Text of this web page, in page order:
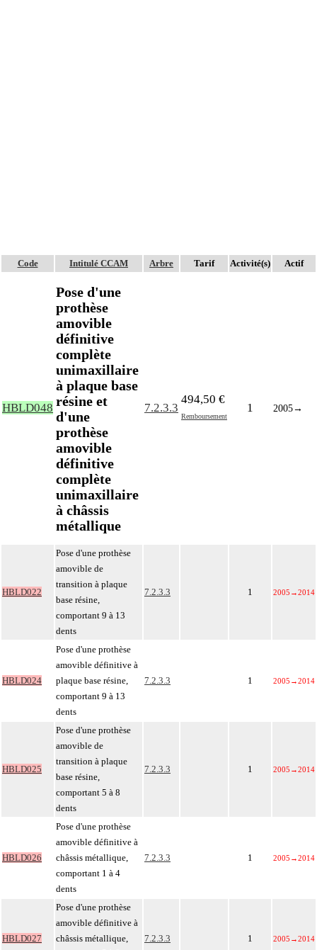
Code Intitulé CCAM Arbre Tarif Activité(s) Actif
HBLD048
Pose d'une
prothèse
amovible
définitive
complète
unimaxillaire
à plaque base
résine et
d'une
prothèse
amovible
définitive
complète
unimaxillaire
à châssis
métallique
7.2.3.3
494,50 €
Remboursement
1 2005→
HBLD022
Pose d'une prothèse
amovible de
transition à plaque
base résine,
comportant 9 à 13
dents
7.2.3.3 1 2005 →2014
HBLD024
Pose d'une prothèse
amovible définitive à
plaque base résine,
comportant 9 à 13
dents
7.2.3.3 1 2005 →2014
HBLD025
Pose d'une prothèse
amovible de
transition à plaque
base résine,
comportant 5 à 8
dents
7.2.3.3 1 2005 →2014
HBLD026
Pose d'une prothèse
amovible définitive à
châssis métallique,
comportant 1 à 4
dents
7.2.3.3 1 2005 →2014
HBLD027
Pose d'une prothèse
amovible définitive à
châssis métallique,
7.2.3.3 1 2005 →2014